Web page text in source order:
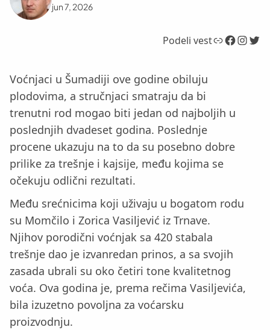
jun 7, 2026
Podeli vestLink Facebook InstagramTwitter
Voćnjaci u Šumadiji ove godine obiluju
plodovima, a stručnjaci smatraju da bi
trenutni rod mogao biti jedan od najboljih u
poslednjih dvadeset godina. Poslednje
procene ukazuju na to da su posebno dobre
prilike za trešnje i kajsije, među kojima se
očekuju odlični rezultati.
Među srećnicima koji uživaju u bogatom rodu
su Momčilo i Zorica Vasiljević iz Trnave.
Njihov porodični voćnjak sa 420 stabala
trešnje dao je izvanredan prinos, a sa svojih
zasada ubrali su oko četiri tone kvalitetnog
voća. Ova godina je, prema rečima Vasiljevića,
bila izuzetno povoljna za voćarsku
proizvodnju.